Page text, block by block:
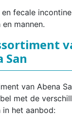
fecale
mannen.
San
van Abena
met de
het aanbod: